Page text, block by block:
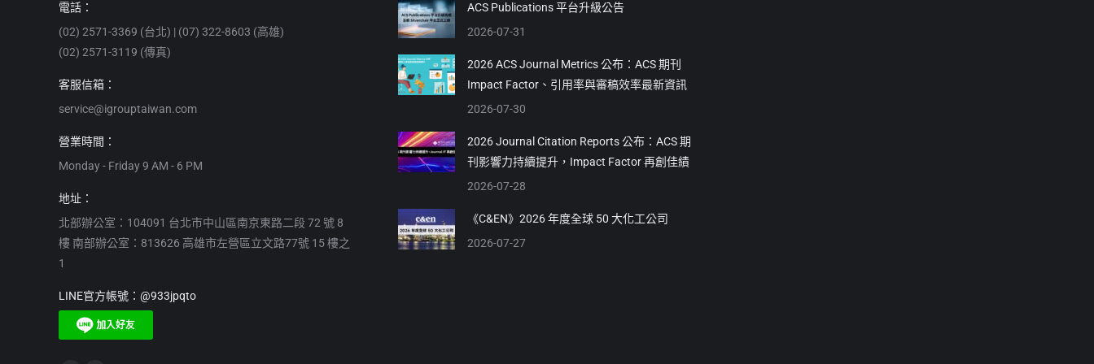
電話：
(02) 2571-3369 (台北) | (07) 322-8603 (高雄)
(02) 2571-3119 (傳真)
客服信箱：
service@igrouptaiwan.com
營業時間：
Monday - Friday 9 AM - 6 PM
地址：
北部辦公室：104091 台北市中山區南京東路二段 72 號 8
樓 南部辦公室：813626 高雄市左營區立文路77號 15 樓之
1
LINE官方帳號：@933jpqto
ACS Publications 平台升級公告
2026-07-31
2026 ACS Journal Metrics 公布：ACS 期刊
Impact Factor、引用率與審稿效率最新資訊
2026-07-30
2026 Journal Citation Reports 公布：ACS 期
刊影響力持續提升，Impact Factor 再創佳績
2026-07-28
《C&EN》2026 年度全球 50 大化工公司
2026-07-27